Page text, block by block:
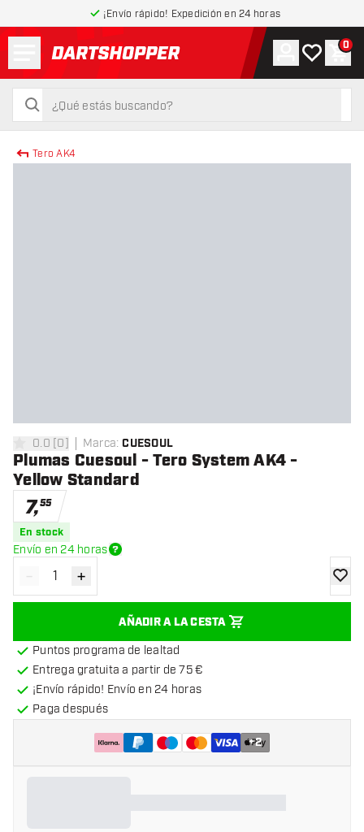
¡Envío rápido! Expedición en 24 horas
volver a la página de inicio
buscar
buscar
Cuenta
Mi lista de
0
Tero AK4
0 estrellas de puntuación
0.0 [0] Marca: CUESOUL
Plumas Cuesoul - Tero System AK4 -
Yellow Standard
7,55
En stock
Envío en 24 horas
Disminuir cantidad
- Aumentar cantidad
+
AÑADIR A LA CESTA
Puntos programa de lealtad
Entrega gratuita a partir de 75 €
¡Envío rápido! Envío en 24 horas
Paga después
+2